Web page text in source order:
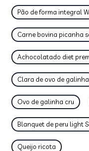
Pão de forma integral
Carne bovina picanha
Achocolatado diet
Clara de ovo de galinha
Ovo de galinha cru
Blanquet de peru light
Queijo ricota